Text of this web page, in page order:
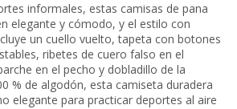
informales, estas camisas de pana
elegante y cómodo, y el estilo con
un cuello vuelto, tapeta con botones
ribetes de cuero falso en el
en el pecho y dobladillo de la
% de algodón, esta camiseta duradera
elegante para practicar deportes al aire